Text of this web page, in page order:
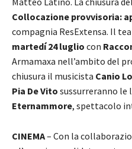
Collocazione provvisoria:
compagnia ResExtensa. Il
martedí 24 luglio con
Armamaxa nell’ambito del
chiusura il musicista Canio
Pia De Vito sussurreranno le
Eternammore, spettacolo
CINEMA– Con la